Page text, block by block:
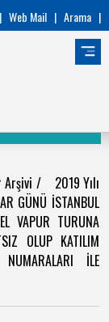
| Web Mail | Arama |
Arşivi / 2019 Yılı
GÜNÜ İSTANBUL
VAPUR TURUNA
OLUP KATILIM
İLE